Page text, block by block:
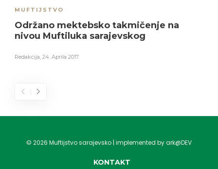
MUFTIJSTVO
Održano mektebsko takmičenje na
nivou Muftiluka sarajevskog
Redakcija, 24. Aprila 2017.
© 2026 Muftijstvo sarajevsko | implemented by ark@DEV
KONTAKT